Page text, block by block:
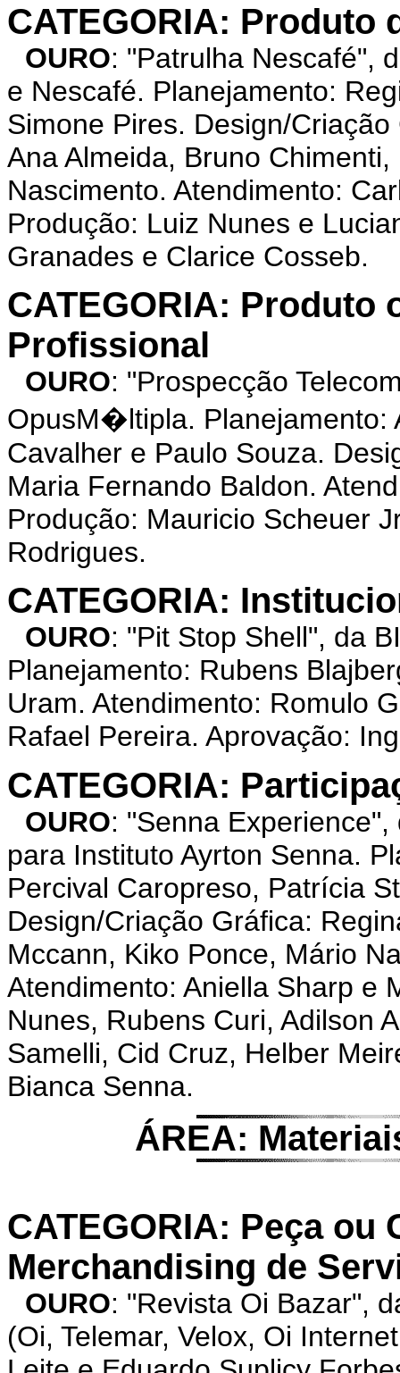
CATEGORIA: Produto
OURO: "Patrulha Nescafé",
e Nescafé. Planejamento:
Simone Pires. Design/
Ana Almeida, Bruno
Nascimento. Atendimento:
Produção: Luiz Nunes e
Granades e Clarice Cosseb.
CATEGORIA: Produto
Profissional
OURO: "Prospecção
OpusM�ltipla. Planejamento:
Cavalher e Paulo Souza.
Maria Fernando Baldon.
Produção: Mauricio Scheuer
Rodrigues.
CATEGORIA:
OURO: "Pit Stop Shell", da
Planejamento: Rubens
Uram. Atendimento: Romulo
Rafael Pereira. Aprovação:
CATEGORIA:
OURO: "Senna
para Instituto Ayrton Senna.
Percival Caropreso, Patrícia
Design/Criação Gráfica:
Mccann, Kiko Ponce, Mário
Atendimento: Aniella Sharp e
Nunes, Rubens Curi, Adilson
Samelli, Cid Cruz, Helber
Bianca Senna.
ÁREA:
CATEGORIA: Peça ou
Merchandising de
OURO: "Revista Oi Bazar",
(Oi, Telemar, Velox, Oi